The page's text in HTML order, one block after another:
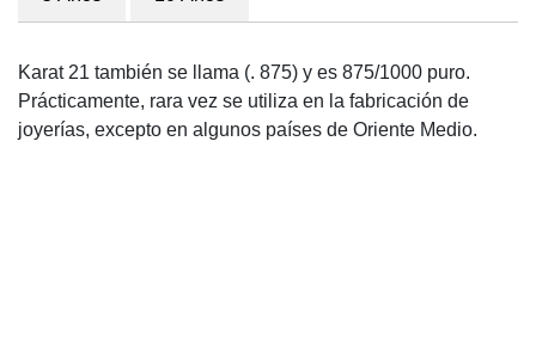
Karat 21 también se llama (. 875) y es 875/1000 puro.
Prácticamente, rara vez se utiliza en la fabricación de
joyerías, excepto en algunos países de Oriente Medio.